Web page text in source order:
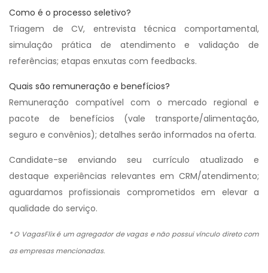
Como é o processo seletivo?
Triagem de CV, entrevista técnica comportamental,
simulação prática de atendimento e validação de
referências; etapas enxutas com feedbacks.
Quais são remuneração e benefícios?
Remuneração compatível com o mercado regional e
pacote de benefícios (vale transporte/alimentação,
seguro e convênios); detalhes serão informados na oferta.
Candidate-se enviando seu currículo atualizado e
destaque experiências relevantes em CRM/atendimento;
aguardamos profissionais comprometidos em elevar a
qualidade do serviço.
* O VagasFlix é um agregador de vagas e não possui vínculo direto com
as empresas mencionadas.